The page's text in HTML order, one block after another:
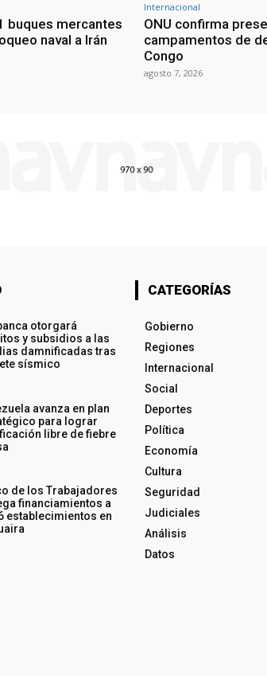
buques mercantes
naval a Irán
Internacional
ONU confirma
campamentos de
Congo
agosto 7, 2026
otorgará
y subsidios a las
damnificadas tras
sísmico
avanza en plan
para lograr
libre de fiebre
de los Trabajadores
financiamientos a
establecimientos en
CATEGORÍAS
Gobierno
Regiones
Internacional
Social
Deportes
Política
Economía
Cultura
Seguridad
Judiciales
Análisis
Datos